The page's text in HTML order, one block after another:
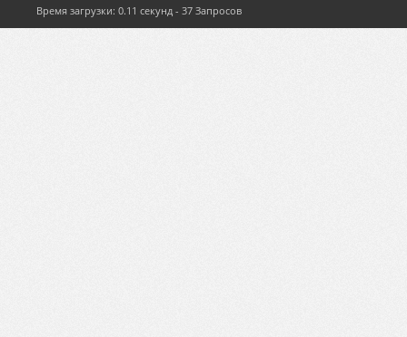
Время загрузки: 0.11 секунд - 37 Запросов